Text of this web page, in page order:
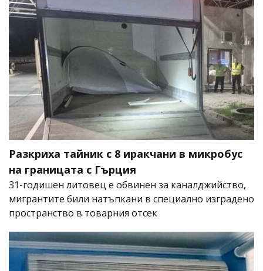
Разкриха тайник с 8 иракчани в микробус
на границата с Гърция
31-годишен литовец е обвинен за каналджийство,
мигрантите били натъпкани в специално изградено
пространство в товарния отсек